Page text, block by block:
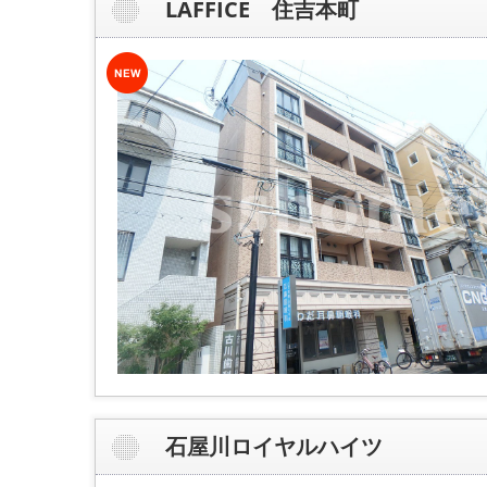
LAFFICE 住吉本町
石屋川ロイヤルハイツ